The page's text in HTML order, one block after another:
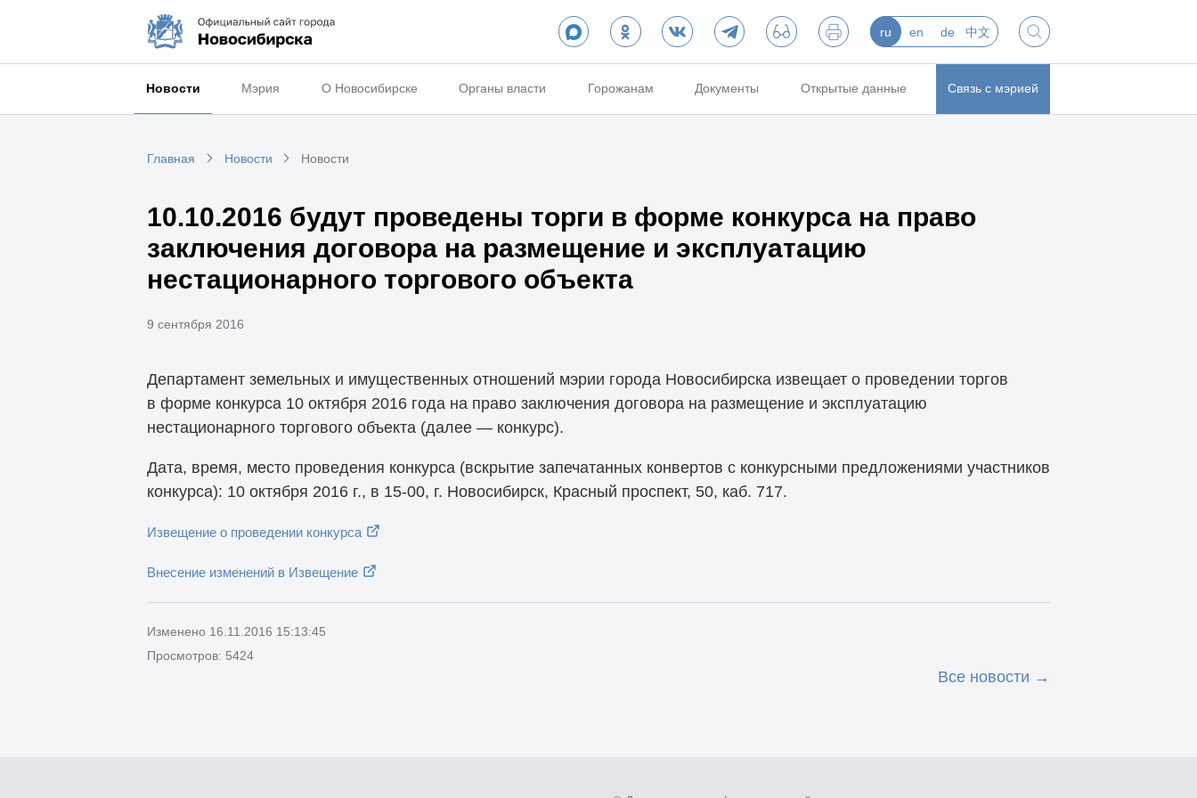
ru en de 中文
Новости Мэрия О Новосибирске Органы власти Горожанам Документы Открытые данные Связь с мэрией
Главная Новости Новости
10.10.2016 будут проведены торги в форме конкурса на право
заключения договора на размещение и эксплуатацию
нестационарного торгового объекта
9 сентября 2016
Департамент земельных и имущественных отношений мэрии города Новосибирска извещает о проведении торгов
в форме конкурса 10 октября 2016 года на право заключения договора на размещение и эксплуатацию
нестационарного торгового объекта (далее — конкурс).
Дата, время, место проведения конкурса (вскрытие запечатанных конвертов с конкурсными предложениями участников
конкурса): 10 октября 2016 г., в 15-00, г. Новосибирск, Красный проспект, 50, каб. 717.
Извещение о проведении конкурса
Внесение изменений в Извещение
Изменено 16.11.2016 15:13:45
Просмотров: 5424
Все новости